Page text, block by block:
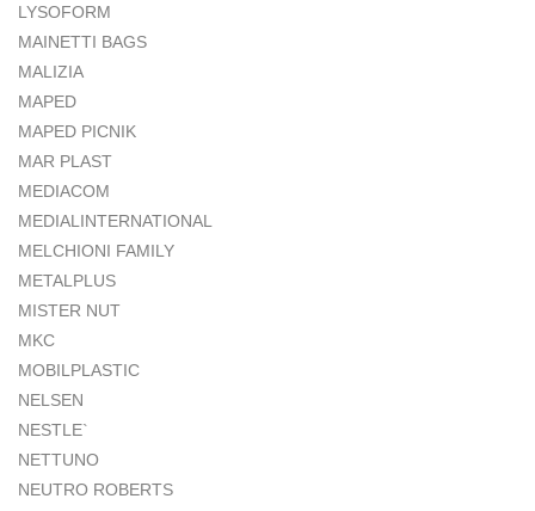
LYSOFORM
MAINETTI BAGS
MALIZIA
MAPED
MAPED PICNIK
MAR PLAST
MEDIACOM
MEDIALINTERNATIONAL
MELCHIONI FAMILY
METALPLUS
MISTER NUT
MKC
MOBILPLASTIC
NELSEN
NESTLE`
NETTUNO
NEUTRO ROBERTS